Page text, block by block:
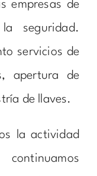
empresas de
seguridad.
servicios de
apertura de
de llaves.
la actividad